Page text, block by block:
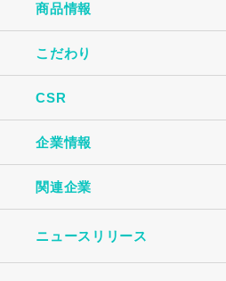
商品情報
商品情報TOP
オムレツ
こだわり
こだわりTOP
大切にしていること
ものづくり
CSR
CSR TOP
企業情報
企業情報TOP
ご挨拶
関連企業
（株）中条たまご
ニュースリリース